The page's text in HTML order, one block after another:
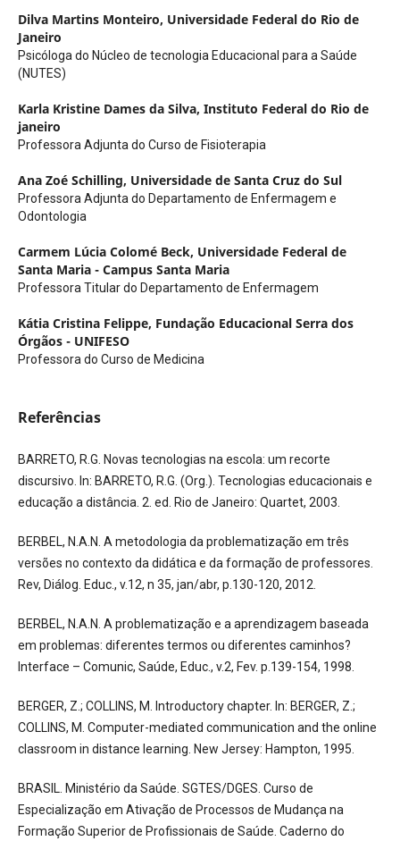
Dilva Martins Monteiro, Universidade Federal do Rio de
Janeiro
Psicóloga do Núcleo de tecnologia Educacional para a Saúde
(NUTES)
Karla Kristine Dames da Silva, Instituto Federal do Rio de
janeiro
Professora Adjunta do Curso de Fisioterapia
Ana Zoé Schilling, Universidade de Santa Cruz do Sul
Professora Adjunta do Departamento de Enfermagem e
Odontologia
Carmem Lúcia Colomé Beck, Universidade Federal de
Santa Maria - Campus Santa Maria
Professora Titular do Departamento de Enfermagem
Kátia Cristina Felippe, Fundação Educacional Serra dos
Órgãos - UNIFESO
Professora do Curso de Medicina
Referências
BARRETO, R.G. Novas tecnologias na escola: um recorte
discursivo. In: BARRETO, R.G. (Org.). Tecnologias educacionais e
educação a distância. 2. ed. Rio de Janeiro: Quartet, 2003.
BERBEL, N.A.N. A metodologia da problematização em três
versões no contexto da didática e da formação de professores.
Rev, Diálog. Educ., v.12, n 35, jan/abr, p.130-120, 2012.
BERBEL, N.A.N. A problematização e a aprendizagem baseada
em problemas: diferentes termos ou diferentes caminhos?
Interface – Comunic, Saúde, Educ., v.2, Fev. p.139-154, 1998.
BERGER, Z.; COLLINS, M. Introductory chapter. In: BERGER, Z.;
COLLINS, M. Computer-mediated communication and the online
classroom in distance learning. New Jersey: Hampton, 1995.
BRASIL. Ministério da Saúde. SGTES/DGES. Curso de
Especialização em Ativação de Processos de Mudança na
Formação Superior de Profissionais de Saúde. Caderno do